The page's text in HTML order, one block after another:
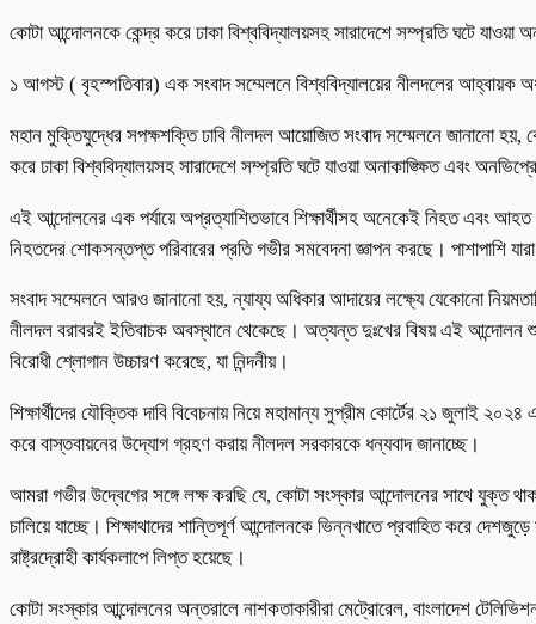
কোটা আন্দোলনকে কেন্দ্র করে ঢাকা বিশ্ববিদ্যালয়সহ সারাদেশে সম্প্রতি ঘটে
১ আগস্ট ( বৃহস্পতিবার) এক সংবাদ সম্মেলনে বিশ্ববিদ্যালয়ের নীলদলের
মহান মুক্তিযুদ্ধের সপক্ষশক্তি ঢাবি নীলদল আয়োজিত সংবাদ সম্মেলনে জানানো হয়,
করে ঢাকা বিশ্ববিদ্যালয়সহ সারাদেশে সম্প্রতি ঘটে যাওয়া অনাকাঙ্ক্ষিত এবং
এই আন্দোলনের এক পর্যায়ে অপ্রত্যাশিতভাবে শিক্ষার্থীসহ অনেকেই নিহত এবং
নিহতদের শোকসন্তপ্ত পরিবারের প্রতি গভীর সমবেদনা জ্ঞাপন করছে। পাশাপাশি
সংবাদ সম্মেলনে আরও জানানো হয়, ন্যায্য অধিকার আদায়ের লক্ষ্যে যেকোনো
নীলদল বরাবরই ইতিবাচক অবস্থানে থেকেছে। অত্যন্ত দুঃখের বিষয় এই আন্দোলন
বিরোধী শ্লোগান উচ্চারণ করেছে, যা নিন্দনীয়।
শিক্ষার্থীদের যৌক্তিক দাবি বিবেচনায় নিয়ে মহামান্য সুপ্রীম কোর্টের ২১ জুলাই
করে বাস্তবায়নের উদ্যোগ গ্রহণ করায় নীলদল সরকারকে ধন্যবাদ জানাচ্ছে।
আমরা গভীর উদ্বেগের সঙ্গে লক্ষ করছি যে, কোটা সংস্কার আন্দোলনের সাথে যুক্ত থাকা
চালিয়ে যাচ্ছে। শিক্ষাথাদের শান্তিপূর্ণ আন্দোলনকে ভিন্নখাতে প্রবাহিত করে
রাষ্ট্রদ্রোহী কার্যকলাপে লিপ্ত হয়েছে।
কোটা সংস্কার আন্দোলনের অন্তরালে নাশকতাকারীরা মেট্রোরেল, বাংলাদেশ